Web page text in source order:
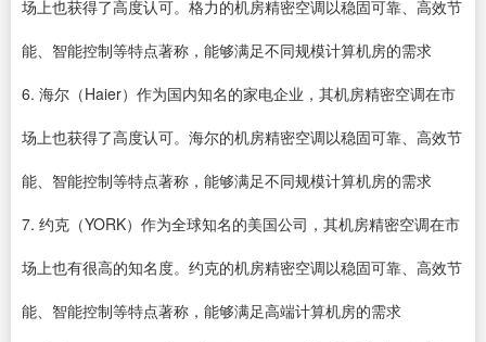
场上也获得了高度认可。格力的机房精密空调以稳固可靠、高效节
能、智能控制等特点著称，能够满足不同规模计算机房的需求
6. 海尔（Haier）作为国内知名的家电企业，其机房精密空调在市
场上也获得了高度认可。海尔的机房精密空调以稳固可靠、高效节
能、智能控制等特点著称，能够满足不同规模计算机房的需求
7. 约克（YORK）作为全球知名的美国公司，其机房精密空调在市
场上也有很高的知名度。约克的机房精密空调以稳固可靠、高效节
能、智能控制等特点著称，能够满足高端计算机房的需求